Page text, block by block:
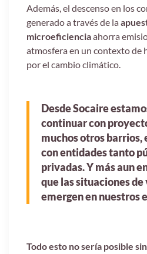
Además, el descenso en los
generado a través de la
microeficienciaahorra
atmosfera en un contexto de
por el cambio climático.
Desde Socaire
continuar con
muchos otros barrios,
con entidades tanto
privadas. Y más aun
que las situaciones
emergen en nuestros
Todo esto no sería posible